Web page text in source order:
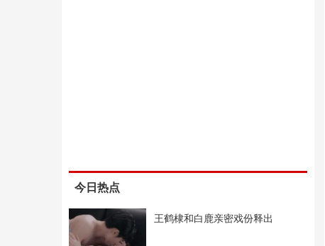
今日热点
王鹤棣和白鹿亲密戏份释出